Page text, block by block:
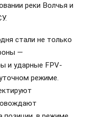
реки Волчья и
стали не только
—
и ударные FPV-
режиме.